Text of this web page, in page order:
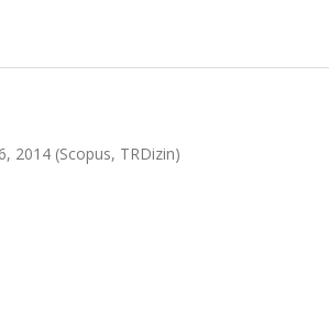
2014 (Scopus, TRDizin)